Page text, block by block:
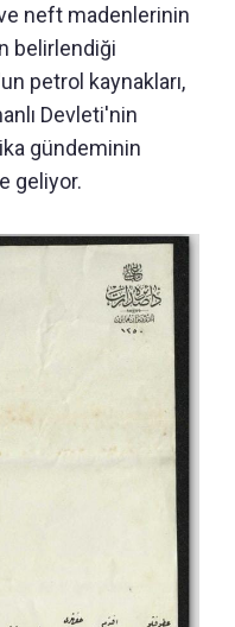
neft madenlerinin
belirlendiği
petrol kaynakları,
Devleti'nin
gündeminin
geliyor.